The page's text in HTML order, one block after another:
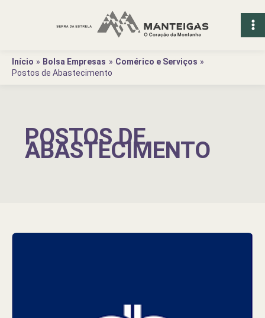
Início
Bolsa Empresas
Comérico e Serviços
Postos de Abastecimento
POSTOS DE
ABASTECIMENTO